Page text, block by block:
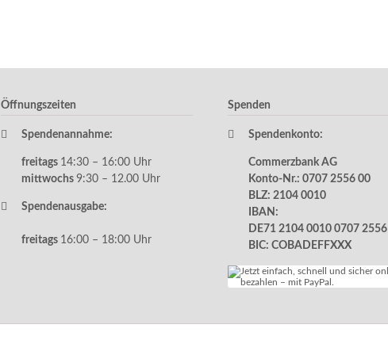
Öffnungszeiten
Spendenannahme:
freitags 14:30 – 16:00 Uhr
mittwochs9:30 – 12.00 Uhr
Spendenausgabe:
freitags 16:00 – 18:00 Uhr
Spenden
Spendenkonto:
Commerzbank AG
Konto-Nr.: 0707 2556 00
BLZ: 2104 0010
IBAN:
DE71 2104 0010 0707
BIC: COBADEFFXXX